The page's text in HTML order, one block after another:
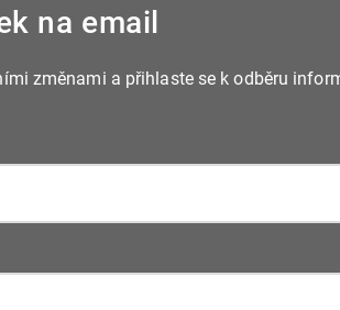
na email
změnami a přihlaste se k odběru